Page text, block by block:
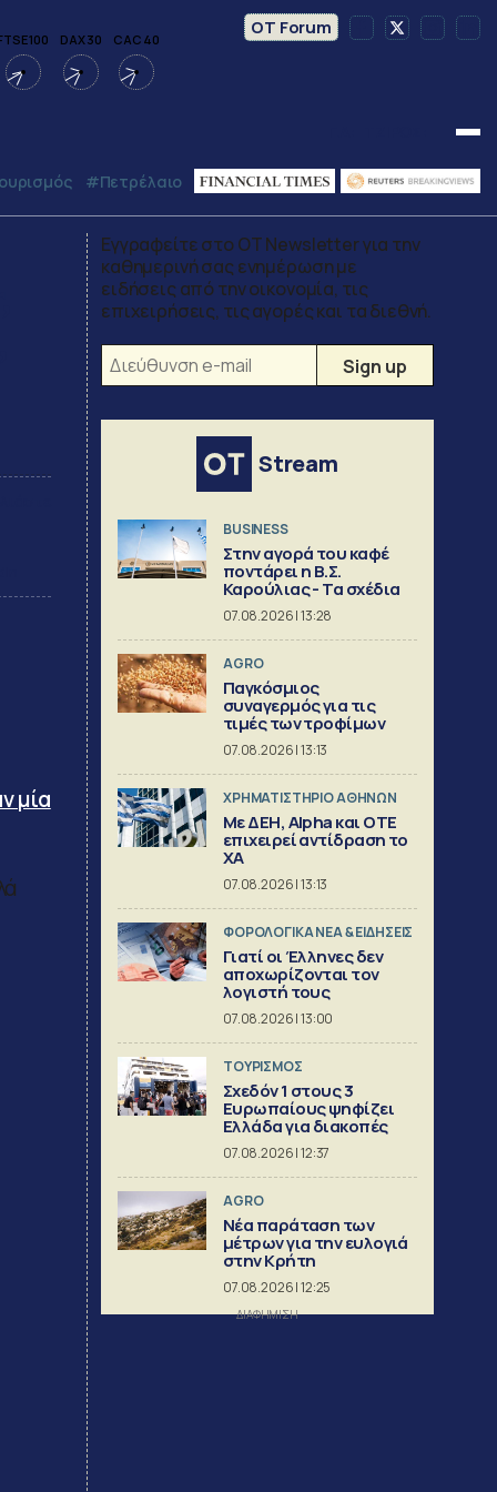
100 DAX 30 CAC 40
OT Forum
#Πετρέλαιο
μία
Εγγραφείτε στο OT Newsletter για την
καθημερινή σας ενημέρωση με
ειδήσεις από την οικονομία, τις
επιχειρήσεις, τις αγορές και τα διεθνή.
Stream
BUSINESS
Στην αγορά του καφέ
ποντάρει η Β.Σ.
Καρούλιας - Τα σχέδια
07.08.2026 | 13:28
AGRO
Παγκόσμιος
συναγερμός για τις
τιμές των τροφίμων
07.08.2026 | 13:13
XΡΗΜΑΤΙΣΤΗΡΙΟ ΑΘΗΝΩΝ
Με ΔΕΗ, Alpha και ΟΤΕ
επιχειρεί αντίδραση το
ΧΑ
07.08.2026 | 13:13
ΦΟΡΟΛΟΓΙΚΑ ΝΕΑ & EΙΔΗΣΕΙΣ
Γιατί οι Έλληνες δεν
αποχωρίζονται τον
λογιστή τους
07.08.2026 | 13:00
ΤΟΥΡΙΣΜΟΣ
Σχεδόν 1 στους 3
Ευρωπαίους ψηφίζει
Ελλάδα για διακοπές
07.08.2026 | 12:37
AGRO
Νέα παράταση των
μέτρων για την ευλογιά
στην Κρήτη
07.08.2026 | 12:25